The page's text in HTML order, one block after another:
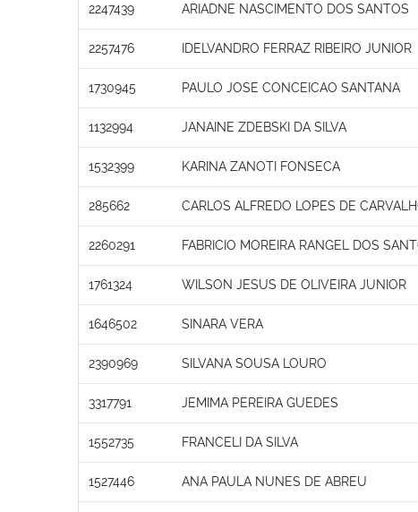
2247439 ARIADNE NASCIMENTO DOS SANTOS
2257476 IDELVANDRO FERRAZ RIBEIRO JUNIOR
1730945 PAULO JOSE CONCEICAO SANTANA
1132994 JANAINE ZDEBSKI DA SILVA
1532399 KARINA ZANOTI FONSECA
285662 CARLOS ALFREDO LOPES DE
2260291 FABRICIO MOREIRA RANGEL DOS
1761324 WILSON JESUS DE OLIVEIRA JUNIOR
1646502 SINARA VERA
2390969 SILVANA SOUSA LOURO
3317791 JEMIMA PEREIRA GUEDES
1552735 FRANCELI DA SILVA
1527446 ANA PAULA NUNES DE ABREU